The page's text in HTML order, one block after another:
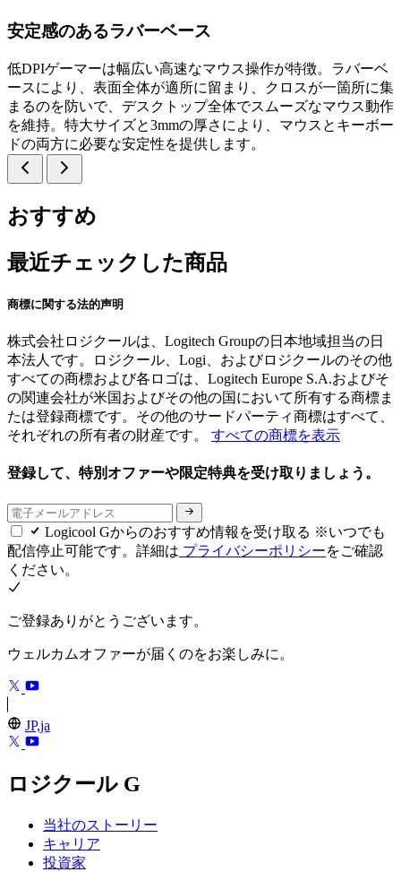
安定感のあるラバーベース
低DPIゲーマーは幅広い高速なマウス操作が特徴。ラバーベ
ースにより、表面全体が適所に留まり、クロスが一箇所に集
まるのを防いで、デスクトップ全体でスムーズなマウス動作
を維持。特大サイズと3mmの厚さにより、マウスとキーボー
ドの両方に必要な安定性を提供します。
おすすめ
最近チェックした商品
商標に関する法的声明
株式会社ロジクールは、Logitech Groupの日本地域担当の日
本法人です。ロジクール、Logi、およびロジクールのその他
すべての商標および各ロゴは、Logitech Europe S.A.およびそ
の関連会社が米国およびその他の国において所有する商標ま
たは登録商標です。その他のサードパーティ商標はすべて、
それぞれの所有者の財産です。 すべての商標を表示
登録して、特別オファーや限定特典を受け取りましょう。
Logicool Gからのおすすめ情報を受け取る ※いつでも
配信停止可能です。詳細は プライバシーポリシーをご確認
ください。
ご登録ありがとうございます。
ウェルカムオファーが届くのをお楽しみに。
JP,ja
ロジクール G
当社のストーリー
キャリア
投資家